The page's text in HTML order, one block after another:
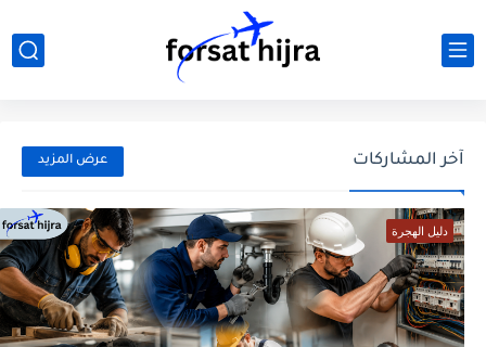
آخر المشاركات عرض المزيد
دليل الهجرة